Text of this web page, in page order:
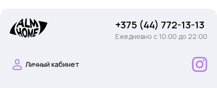
+375 (44) 772-13-13
Ежедневно c 10:00 до 22:00
Личный кабинет